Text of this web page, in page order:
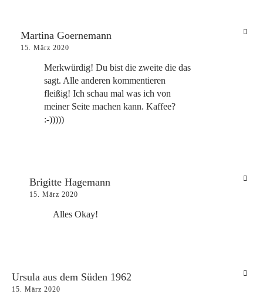
Martina Goernemann
15. März 2020
Merkwürdig! Du bist die zweite die das
sagt. Alle anderen kommentieren
fleißig! Ich schau mal was ich von
meiner Seite machen kann. Kaffee?
:-)))))
Brigitte Hagemann
15. März 2020
Alles Okay!
Ursula aus dem Süden 1962
15. März 2020